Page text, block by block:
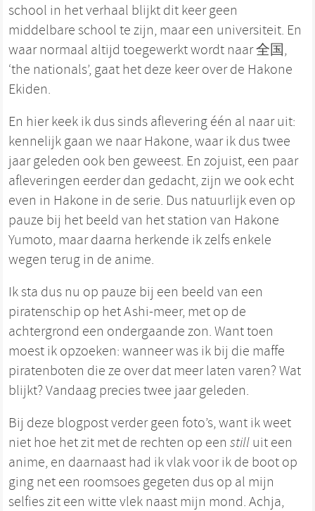
school in het verhaal blijkt dit keer geen
middelbare school te zijn, maar een universiteit. En
waar normaal altijd toegewerkt wordt naar 全国,
‘the nationals’, gaat het deze keer over de Hakone
Ekiden.
En hier keek ik dus sinds aflevering één al naar uit:
kennelijk gaan we naar Hakone, waar ik dus twee
jaar geleden ook ben geweest. En zojuist, een paar
afleveringen eerder dan gedacht, zijn we ook echt
even in Hakone in de serie. Dus natuurlijk even op
pauze bij het beeld van het station van Hakone
Yumoto, maar daarna herkende ik zelfs enkele
wegen terug in de anime.
Ik sta dus nu op pauze bij een beeld van een
piratenschip op het Ashi-meer, met op de
achtergrond een ondergaande zon. Want toen
moest ik opzoeken: wanneer was ik bij die maffe
piratenboten die ze over dat meer laten varen? Wat
blijkt? Vandaag precies twee jaar geleden.
Bij deze blogpost verder geen foto’s, want ik weet
niet hoe het zit met de rechten op een still uit een
anime, en daarnaast had ik vlak voor ik de boot op
ging net een roomsoes gegeten dus op al mijn
selfies zit een witte vlek naast mijn mond. Achja,